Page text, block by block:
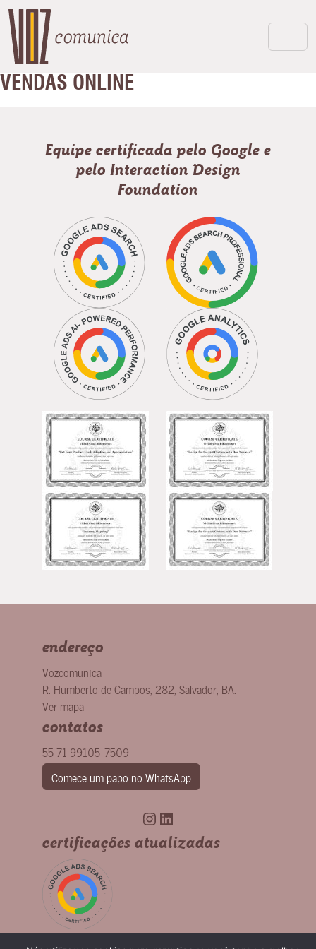
VENDAS ONLINE
Equipe certificada pelo Google e
pelo Interaction Design
Foundation
endereço
Vozcomunica
R. Humberto de Campos, 282 Salvador BA
Ver mapa
contatos
55 71 99105-7509
Comece um papo no WhatsApp
Instagram
LinkedIn
certificações atualizadas